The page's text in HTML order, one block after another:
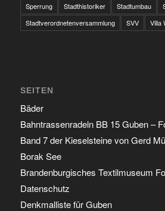
Sperrung
Stadthistoriker Stadtumbau
Stadtverordnetenversammlung
SVV Villa
SEITEN
Bäder
Bahntrassenradeln BB 15 Guben –
Band 7 der Kieselsteine von Gerd
Borak See
Brandenburgisches Textilmuseum
Datenschutz
Denkmalliste für Guben